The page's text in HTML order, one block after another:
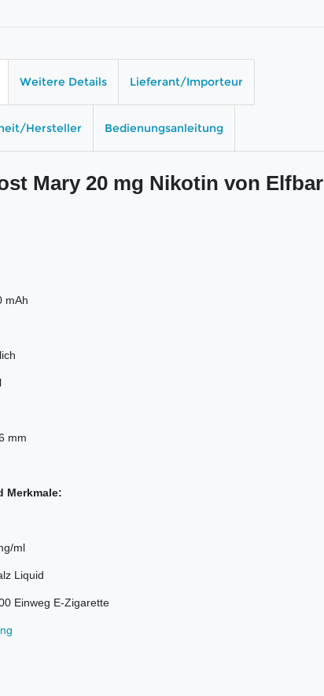
Weitere Details Lieferant/Importeur
Hersteller Bedienungsanleitung
Mary 20 mg Nikotin von Elfbar
mAh
mm
Merkmale:
ml
Liquid
Einweg E-Zigarette